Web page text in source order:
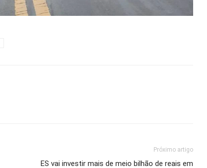
Próximo artigo
ES vai investir mais de meio bilhão de reais em